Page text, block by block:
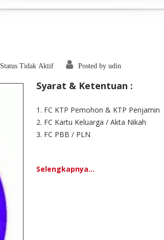
Status Tidak Aktif Posted by udin
Syarat & Ketentuan :
1. FC KTP Pemohon & KTP Penjamin
2. FC Kartu Keluarga / Akta Nikah
3. FC PBB / PLN
Selengkapnya...